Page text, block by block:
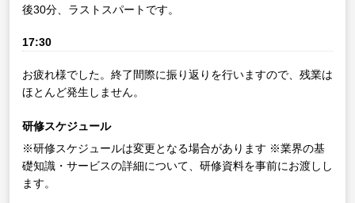
後30分、ラストスパートです。
17:30
お疲れ様でした。終了間際に振り返りを行いますので、残業は
ほとんど発生しません。
研修スケジュール
※研修スケジュールは変更となる場合があります ※業界の基
礎知識・サービスの詳細について、研修資料を事前にお渡しし
ます。